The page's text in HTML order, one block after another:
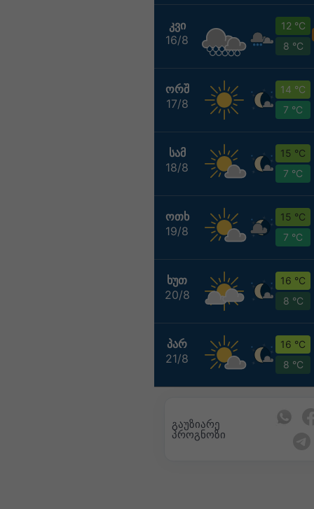
ᲙᲕᲘ
16/8
12 °C
8 °C
ᲝᲠᲨ
17/8
14 °C
7 °C
ᲡᲐᲛ
18/8
15 °C
7 °C
ᲝᲗᲮ
19/8
15 °C
7 °C
ᲮᲣᲗ
20/8
16 °C
8 °C
ᲞᲐᲠ
21/8
16 °C
8 °C
გაუზიარე
პროგნოზი